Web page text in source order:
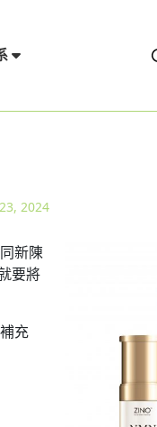
2024
新陳
要將
充